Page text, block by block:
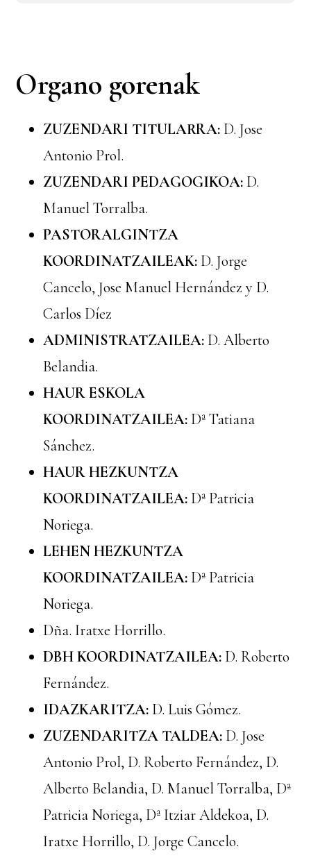
Organo gorenak
ZUZENDARI TITULARRA: D. Jose
Antonio Prol.
ZUZENDARI PEDAGOGIKOA: D.
Manuel Torralba.
PASTORALGINTZA
KOORDINATZAILEAK: D. Jorge
Cancelo, Jose Manuel Hernández y D.
Carlos Díez
ADMINISTRATZAILEA: D. Alberto
Belandia.
HAUR ESKOLA
KOORDINATZAILEA: Dª Tatiana
Sánchez.
HAUR HEZKUNTZA
KOORDINATZAILEA: Dª Patricia
Noriega.
LEHEN HEZKUNTZA
KOORDINATZAILEA: Dª Patricia
Noriega.
Dña. Iratxe Horrillo.
DBH KOORDINATZAILEA: D. Roberto
Fernández.
IDAZKARITZA: D. Luis Gómez.
ZUZENDARITZA TALDEA: D. Jose
Antonio Prol, D. Roberto Fernández, D.
Alberto Belandia, D. Manuel Torralba, Dª
Patricia Noriega, Dª Itziar Aldekoa, D.
Iratxe Horrillo, D. Jorge Cancelo.